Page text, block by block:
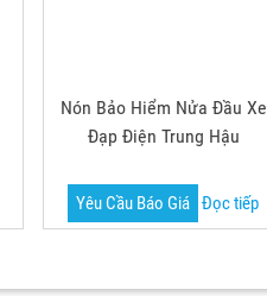
Nón Bảo Hiểm Nửa Đầu Xe
Đạp Điện Trung Hậu
Yêu Cầu Báo Giá Đọc tiếp